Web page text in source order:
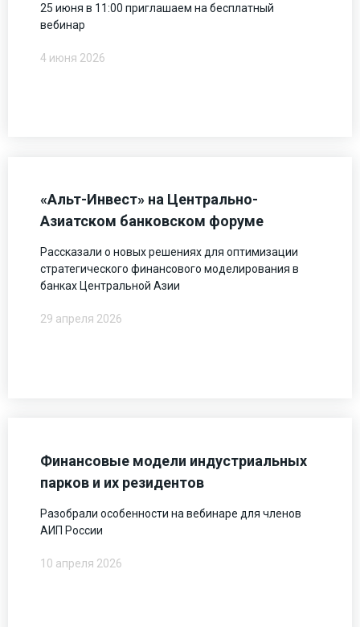
25 июня в 11:00 приглашаем на бесплатный
вебинар
4 июня 2026
«Альт-Инвест» на Центрально-
Азиатском банковском форуме
Рассказали о новых решениях для оптимизации
стратегического финансового моделирования в
банках Центральной Азии
29 апреля 2026
Финансовые модели индустриальных
парков и их резидентов
Разобрали особенности на вебинаре для членов
АИП России
10 апреля 2026